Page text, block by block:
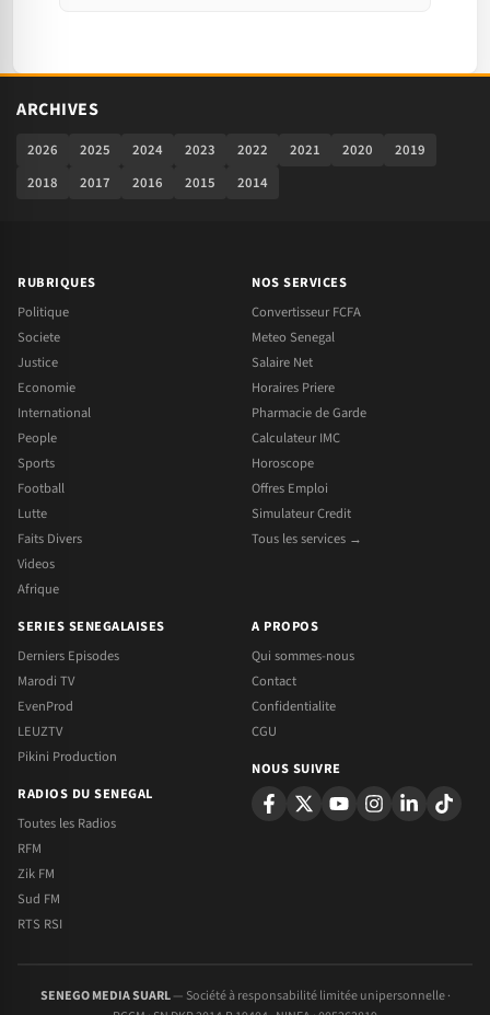
ARCHIVES
2026 2025 2024 2023 2022 2021 2020
2019
2018
2017 2016 2015 2014
RUBRIQUES
Politique
Societe
Justice
Economie
International
People
Sports
Football
Lutte
Faits Divers
Videos
Afrique
NOS SERVICES
Convertisseur FCFA
Meteo Senegal
Salaire Net
Horaires Priere
Pharmacie de Garde
Calculateur IMC
Horoscope
Offres Emploi
Simulateur Credit
Tous les services →
SERIES SENEGALAISES
Derniers Episodes
Marodi TV
EvenProd
LEUZTV
Pikini Production
RADIOS DU SENEGAL
Toutes les Radios
RFM
Zik FM
Sud FM
RTS RSI
A PROPOS
Qui sommes-nous
Contact
Confidentialite
CGU
NOUS SUIVRE
SENEGO MEDIA SUARL— Société à responsabilité limitée unipersonnelle ·